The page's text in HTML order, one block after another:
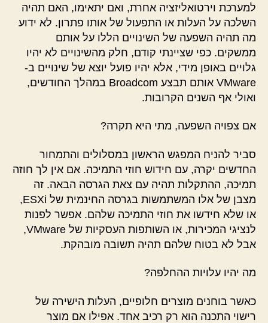
למערכת וירטואליזציה אחרת, ואם יתאימו, האם תהיה
השלכה על העלות או התפעול של אותו פתרון. לא ידוע
מה תהיה השפעה של השינויים הללו על אותם
ממשקים. כפי שציינתי קודם, חלק מהשינויים לא יהיו
גלויים באופן מידי, אלא יהיו פועל יוצא של שינויים ב-
VMware אותם תבצע Broadcom במהלך החודשים,
ואולי אף השנים הקרובות.
אם צפויה השפעה, מתי היא תקרה?
סביר להניח המפגש הראשון במסלולים והתמחור
החדשים יקרה, עם חידוש חוזי התמיכה. אם אין לך חוזה
תמיכה, ההתקלות תהיה עם צאת הגרסה הבאה. זה
מצבן של אלו המשתמשות בגרסה החינמית של ESXi,
או שלא חידשו את חוזי התמיכה שלהם. אפשר לפנות
לנציגי המכירות, או השותפות העסקיות של VMware,
אבל לא בטוח שלהם תהיה תשובה מובהקת.
מה יהיו עלויות ההחלפה?
כאשר בוחנים מוצרים חלופיים, העלות הישירה של
רישוי התכנה הוא רק רכיב אחד. אפילו אם מוצר